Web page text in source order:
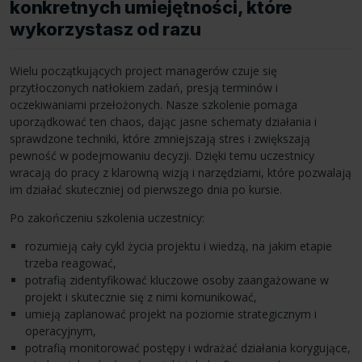
konkretnych umiejętności, które
wykorzystasz od razu
Wielu początkujących project managerów czuje się
przytłoczonych natłokiem zadań, presją terminów i
oczekiwaniami przełożonych. Nasze szkolenie pomaga
uporządkować ten chaos, dając jasne schematy działania i
sprawdzone techniki, które zmniejszają stres i zwiększają
pewność w podejmowaniu decyzji. Dzięki temu uczestnicy
wracają do pracy z klarowną wizją i narzędziami, które pozwalają
im działać skuteczniej od pierwszego dnia po kursie.
Po zakończeniu szkolenia uczestnicy:
rozumieją cały cykl życia projektu i wiedzą, na jakim etapie
trzeba reagować,
potrafią zidentyfikować kluczowe osoby zaangażowane w
projekt i skutecznie się z nimi komunikować,
umieją zaplanować projekt na poziomie strategicznym i
operacyjnym,
potrafią monitorować postępy i wdrażać działania korygujące,